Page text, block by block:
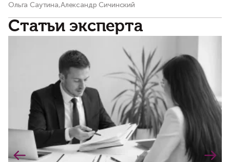
Ольга Саутина,Александр Сичинский
Статьи эксперта